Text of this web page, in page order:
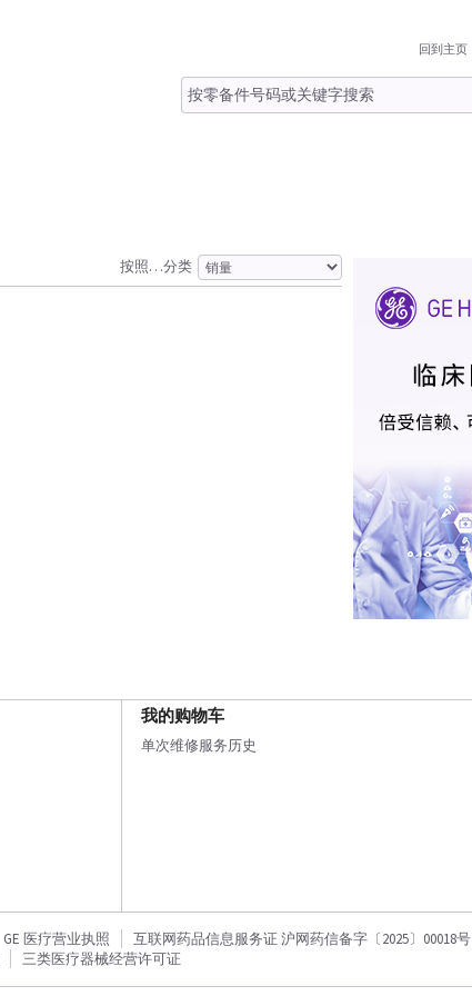
回到主页
按照…分类
我的购物车
单次维修服务历史
GE 医疗营业执照 互联网药品信息服务证 沪网药信备字〔2025〕00018号
三类医疗器械经营许可证